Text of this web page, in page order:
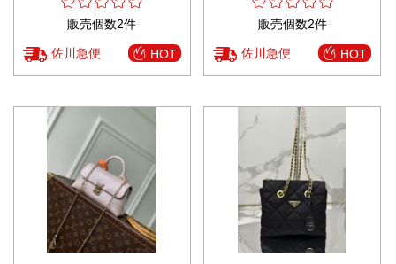
販売個数2件
佐川急便 HOT
販売個数2件
佐川急便 HOT